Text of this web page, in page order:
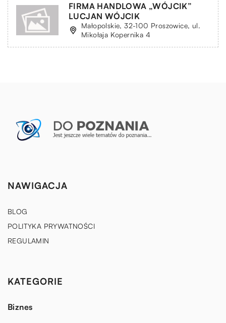
FIRMA HANDLOWA „WÓJCIK”
LUCJAN WÓJCIK
Małopolskie, 32-100 Proszowice, ul.
Mikołaja Kopernika 4
NAWIGACJA
BLOG
POLITYKA PRYWATNOŚCI
REGULAMIN
KATEGORIE
Biznes